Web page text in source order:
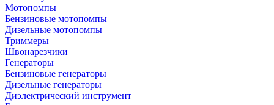
Мотопомпы
Бензиновые мотопомпы
Дизельные мотопомпы
Триммеры
Швонарезчики
Генераторы
Бензиновые генераторы
Дизельные генераторы
Диэлектрический инструмент